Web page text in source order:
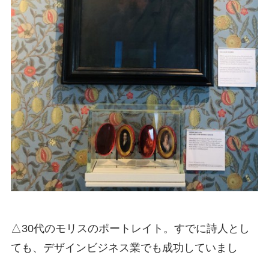
△30代のモリスのポートレイト。すでに詩人とし
ても、デザインビジネス業でも成功していまし